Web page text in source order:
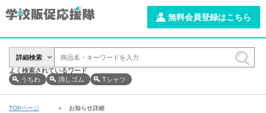
無料会員登録はこちら
詳細検索
よく検索されているワード
うちわ
消しゴム Tシャツ
TOPページ お知らせ詳細